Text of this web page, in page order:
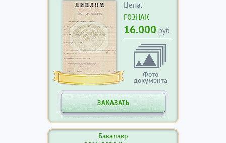
Цена:
ГОЗНАК
16.000 руб.
Фото
документа
ЗАКАЗАТЬ
Бакалавр